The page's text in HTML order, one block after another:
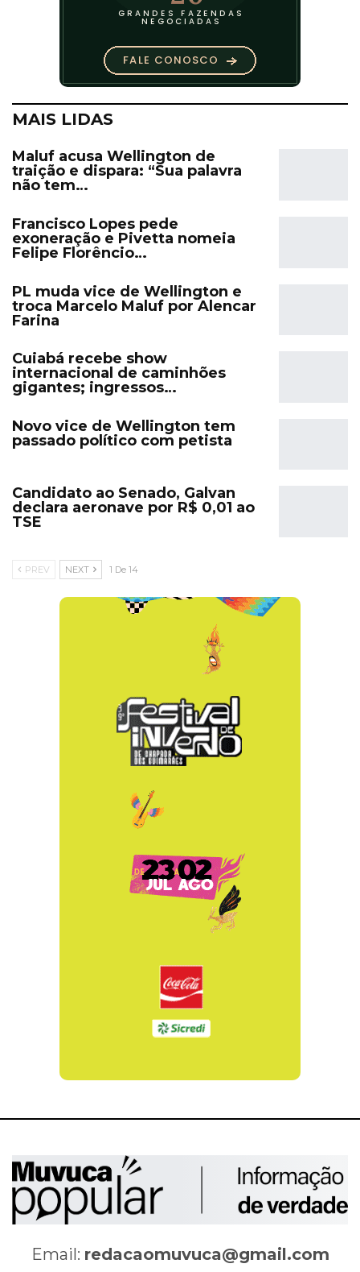
MAIS LIDAS
Maluf acusa Wellington de
traição e dispara: “Sua palavra
não tem…
Francisco Lopes pede
exoneração e Pivetta nomeia
Felipe Florêncio…
PL muda vice de Wellington e
troca Marcelo Maluf por Alencar
Farina
Cuiabá recebe show
internacional de caminhões
gigantes; ingressos…
Novo vice de Wellington tem
passado político com petista
Candidato ao Senado, Galvan
declara aeronave por R$ 0,01 ao
TSE
PREV NEXT 1 De 14
Email: redacaomuvuca@gmail.com